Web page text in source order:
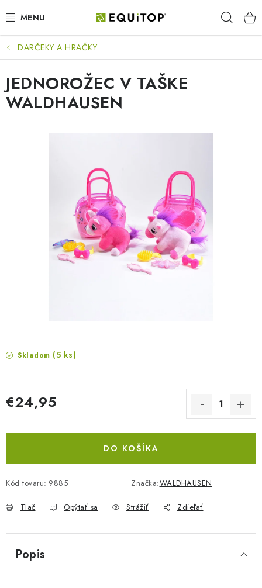
na
JAZDEC
KÔŇ
PONY
DARČEKOVÉ POUKAZY
ZNAČKY
Podmienky ochrany osobných údajov
Napíšte nám
DARČEKY A HRAČKY
Skladom (5 ks)
€24,95
DO KOŠÍKA
Kód tovaru: 9885 Značka:WALDHAUSEN
Tlač Opýtať sa Strážiť Zdieľať
JEDNOROŽEC V TAŠKE
WALDHAUSEN
Popis